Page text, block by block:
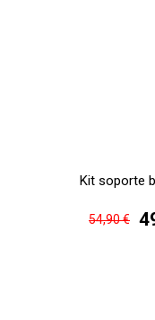
Kit soporte
54,90 €